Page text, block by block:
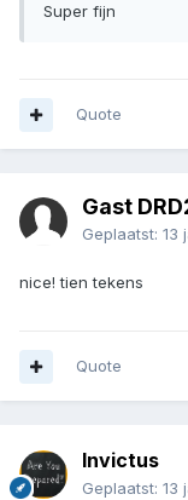
Super fijn
Quote
Gast
Geplaatst: 13
nice! tien tekens
Quote
Invictus
Geplaatst: 13